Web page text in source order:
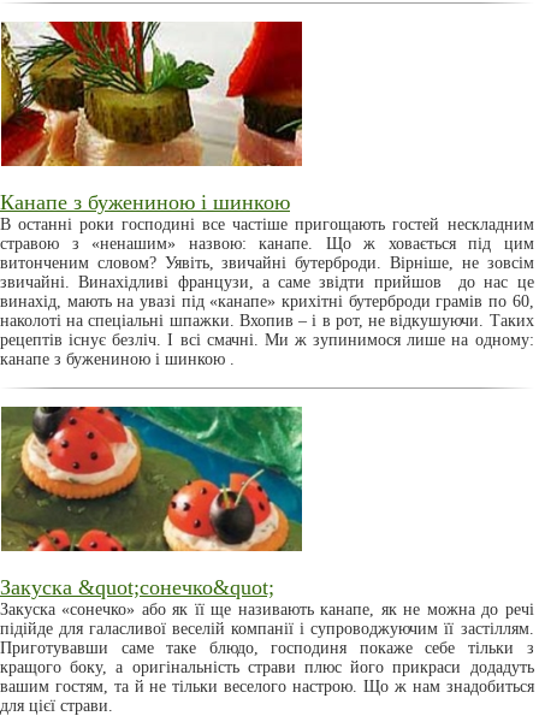
Канапе з бужениною і шинкою
В останні роки господині все частіше пригощають гостей нескладним
стравою з «ненашим» назвою: канапе. Що ж ховається під цим
витонченим словом? Уявіть, звичайні бутерброди. Вірніше, не зовсім
звичайні. Винахідливі французи, а саме звідти прийшов до нас це
винахід, мають на увазі під «канапе» крихітні бутерброди грамів по 60,
наколоті на спеціальні шпажки. Вхопив – і в рот, не відкушуючи. Таких
рецептів існує безліч. І всі смачні. Ми ж зупинимося лише на одному:
канапе з бужениною і шинкою .
Закуска &quot;сонечко&quot;
Закуска «сонечко» або як її ще називають канапе, як не можна до речі
підійде для галасливої веселій компанії і супроводжуючим її застіллям.
Приготувавши саме таке блюдо, господиня покаже себе тільки з
кращого боку, а оригінальність страви плюс його прикраси додадуть
вашим гостям, та й не тільки веселого настрою. Що ж нам знадобиться
для цієї страви.